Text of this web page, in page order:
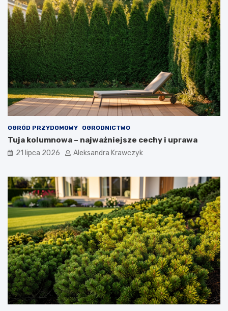
OGRÓD PRZYDOMOWY OGRODNICTWO
Tuja kolumnowa – najważniejsze cechy i uprawa
21 lipca 2026 Aleksandra Krawczyk